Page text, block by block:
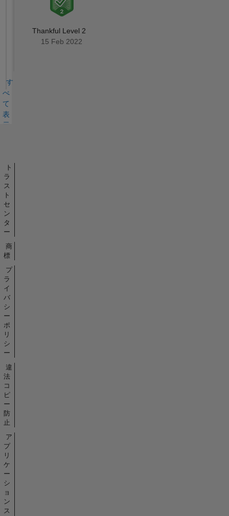
Thankful Level 2
15 Feb 2022
す
べ
て
表
示
ト
ラ
ス
ト
セ
ン
タ
ー
商
標
プ
ラ
イ
バ
シ
ー
ポ
リ
シ
ー
違
法
コ
ピ
ー
防
止
ア
プ
リ
ケ
ー
シ
ョ
ン
ス